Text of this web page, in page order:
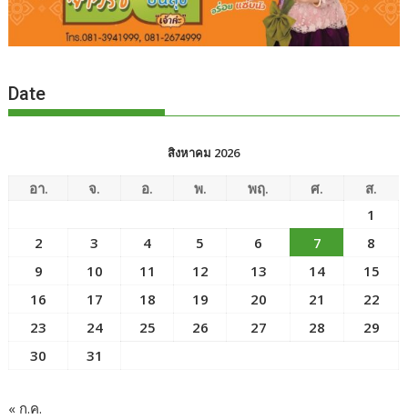
Date
สิงหาคม 2026
อา. จ. อ. พ. พฤ. ศ.
ส.
1
2
3 4 5 6 7
8
9
10 11 12 13 14
15
16
17 18 19 20 21
22
23
24 25 26 27 28
29
30
31
« ก.ค.